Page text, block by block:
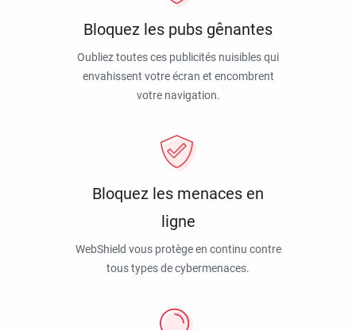
Bloquez les pubs gênantes
Oubliez toutes ces publicités nuisibles qui
envahissent votre écran et encombrent
votre navigation.
Bloquez les menaces en
ligne
WebShield vous protège en continu contre
tous types de cybermenaces.